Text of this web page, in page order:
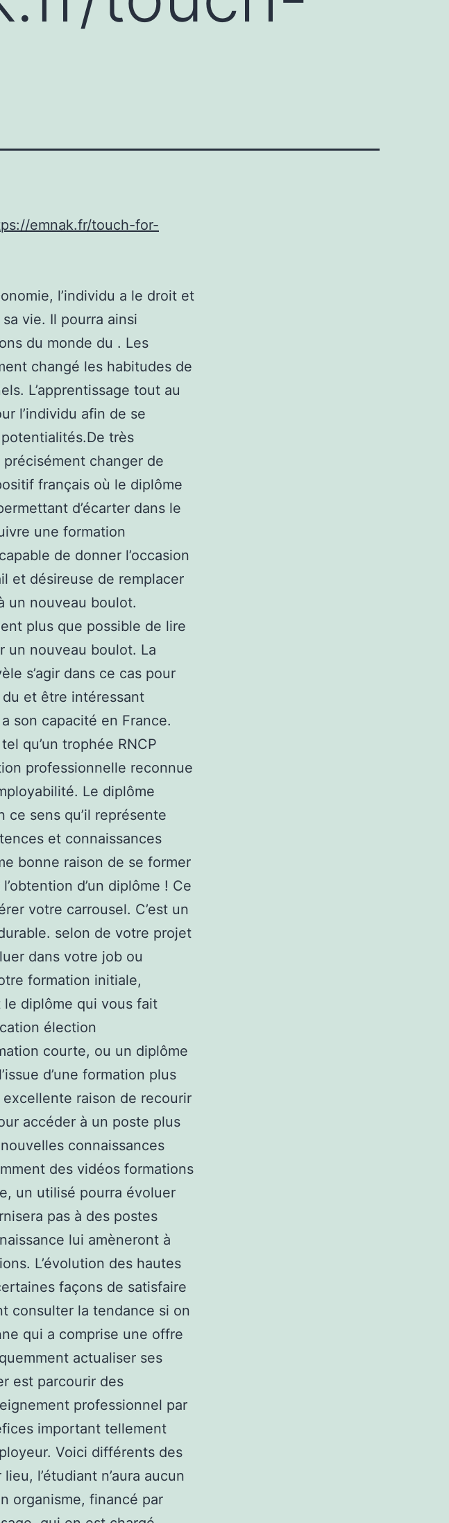
emnak.fr/touch-for-
l’individu a le droit et
vie. Il pourra ainsi
du monde du . Les
changé les habitudes de
L’apprentissage tout au
l’individu afin de se
très
changer de
français où le diplôme
d’écarter dans le
une formation
de donner l’occasion
et désireuse de remplacer
un nouveau boulot.
plus que possible de lire
un nouveau boulot. La
s’agir dans ce cas pour
et être intéressant
son capacité en France.
qu’un trophée RNCP
professionnelle reconnue
Le diplôme
sens qu’il représente
et connaissances
bonne raison de se former
d’un diplôme ! Ce
votre carrousel. C’est un
selon de votre projet
dans votre job ou
formation initiale,
diplôme qui vous fait
élection
courte, ou un diplôme
d’une formation plus
raison de recourir
accéder à un poste plus
connaissances
des vidéos formations
un utilisé pourra évoluer
pas à des postes
lui amèneront à
L’évolution des hautes
façons de satisfaire
consulter la tendance si on
qui a comprise une offre
actualiser ses
est parcourir des
professionnel par
important tellement
Voici différents des
l’étudiant n’aura aucun
organisme, financé par